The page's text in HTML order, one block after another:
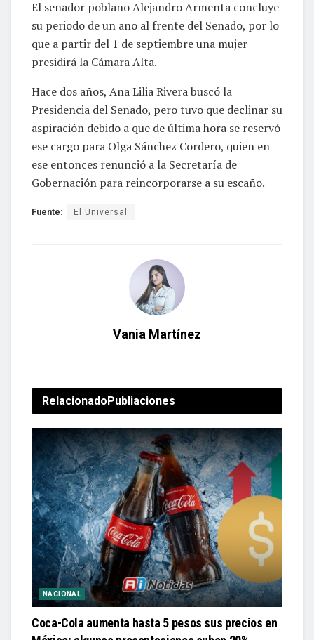
El senador poblano Alejandro Armenta concluye
su periodo de un año al frente del Senado, por lo
que a partir del 1 de septiembre una mujer
presidirá la Cámara Alta.
Hace dos años, Ana Lilia Rivera buscó la
Presidencia del Senado, pero tuvo que declinar su
aspiración debido a que de última hora se reservó
ese cargo para Olga Sánchez Cordero, quien en
ese entonces renunció a la Secretaría de
Gobernación para reincorporarse a su escaño.
Fuente: El Universal
Vania Martínez
RelacionadoPubliaciones
NACIONAL
Coca-Cola aumenta hasta 5 pesos sus precios en